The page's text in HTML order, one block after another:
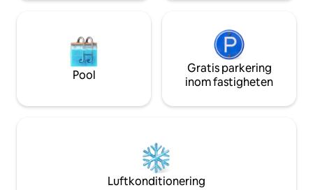
Pool
Gratis parkering
inom fastigheten
Luftkonditionering